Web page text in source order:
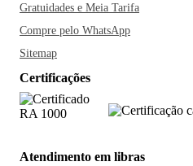
Gratuidades e Meia Tarifa
Compre pelo WhatsApp
Sitemap
Certificações
Atendimento em libras